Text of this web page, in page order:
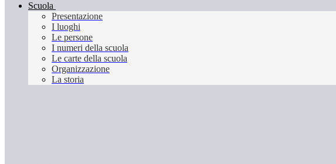
Scuola
Presentazione
I luoghi
Le persone
I numeri della scuola
Le carte della scuola
Organizzazione
La storia